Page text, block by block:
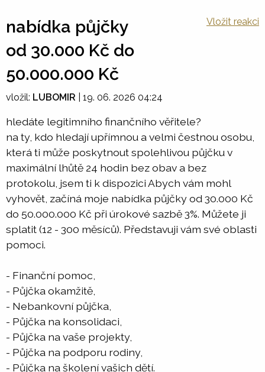
nabídka půjčky
od 30.000 Kč do
50.000.000 Kč
Vložit reakci
vložil: LUBOMIR 19. 06. 2026 04:24
hledáte legitimního finančního věřitele?
na ty, kdo hledají upřímnou a velmi čestnou osobu,
která ti může poskytnout spolehlivou půjčku v
maximální lhůtě 24 hodin bez obav a bez
protokolu, jsem ti k dispozici Abych vám mohl
vyhovět, začíná moje nabídka půjčky od 30.000 Kč
do 50.000.000 Kč při úrokové sazbě 3%. Můžete ji
splatit (12 - 300 měsíců). Představuji vám své oblasti
pomoci.
- Finanční pomoc,
- Půjčka okamžitě,
- Nebankovní půjčka,
- Půjčka na konsolidaci,
- Půjčka na vaše projekty,
- Půjčka na podporu rodiny,
- Půjčka na školení vašich dětí.